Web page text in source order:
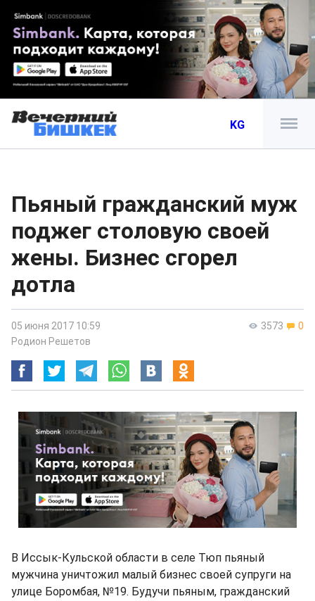
KG
Пьяный гражданский муж
поджег столовую своей
жены. Бизнес сгорел
дотла
3573 0
05 июня 2017 10:59
Родион Решетов
В Иссык-Кульской области в селе Тюп пьяный
мужчина уничтожил малый бизнес своей супруги на
улице Боромбая, №19. Будучи пьяным, гражданский